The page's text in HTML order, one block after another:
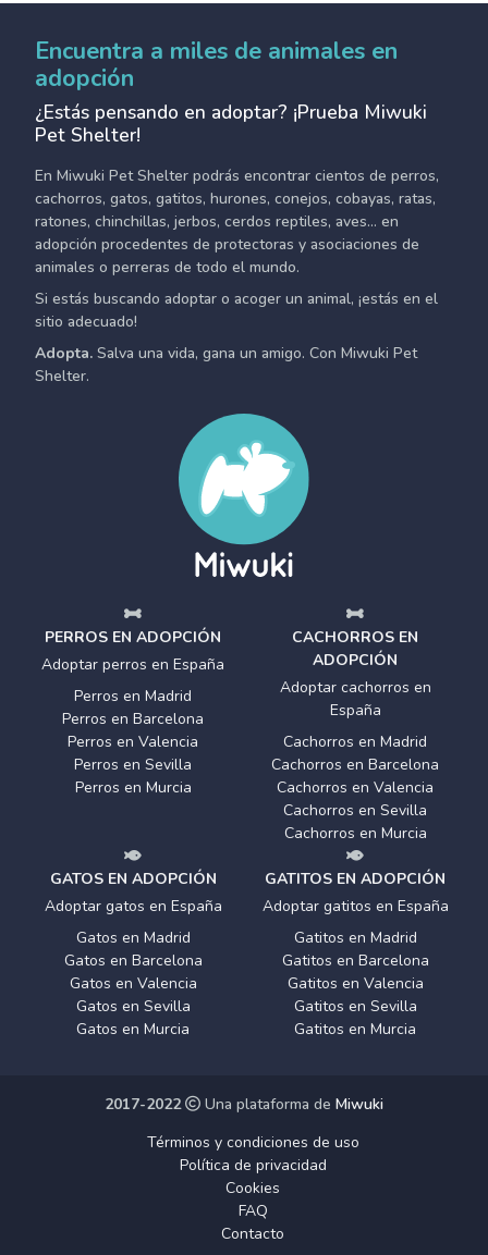
Encuentra a miles de animales en
adopción
¿Estás pensando en adoptar? ¡Prueba Miwuki
Pet Shelter!
En Miwuki Pet Shelter podrás encontrar cientos de perros,
cachorros, gatos, gatitos, hurones, conejos, cobayas, ratas,
ratones, chinchillas, jerbos, cerdos reptiles, aves... en
adopción procedentes de protectoras y asociaciones de
animales o perreras de todo el mundo.
Si estás buscando adoptar o acoger un animal, ¡estás en el
sitio adecuado!
Adopta. Salva una vida, gana un amigo. Con Miwuki Pet
Shelter.
PERROS EN ADOPCIÓN
Adoptar perros en España
Perros en Madrid
Perros en Barcelona
Perros en Valencia
Perros en Sevilla
Perros en Murcia
CACHORROS EN
ADOPCIÓN
Adoptar cachorros en
España
Cachorros en Madrid
Cachorros en Barcelona
Cachorros en Valencia
Cachorros en Sevilla
Cachorros en Murcia
GATOS EN ADOPCIÓN
Adoptar gatos en España
Gatos en Madrid
Gatos en Barcelona
Gatos en Valencia
Gatos en Sevilla
Gatos en Murcia
GATITOS EN ADOPCIÓN
Adoptar gatitos en España
Gatitos en Madrid
Gatitos en Barcelona
Gatitos en Valencia
Gatitos en Sevilla
Gatitos en Murcia
2017-2022 Una plataforma de Miwuki
Términos y condiciones de uso
Política de privacidad
Cookies
FAQ
Contacto